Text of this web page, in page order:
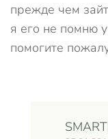
прежде чем
я его не помню
помогите